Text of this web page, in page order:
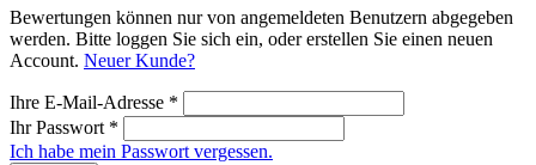
Bewertungen können nur von angemeldeten Benutzern abgegeben
werden. Bitte loggen Sie sich ein, oder erstellen Sie einen neuen
Account. Neuer Kunde?
Ihre E-Mail-Adresse *
Ihr Passwort *
Ich habe mein Passwort vergessen.